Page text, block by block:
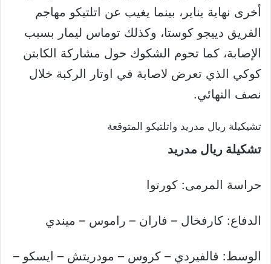
أخرى نهاية يناير، بينما يغيب عن اتلتيكو مهاجم
الفريق دييجو كوستا، وكذلك توماس ليمار بسبب
الإصابة، كما تحوم الشكوك حول مشاركة الكابتن
كوكي الذي تعرض لاصابة في اوتار الركبة خلال
نصف النهائي.
تشيكيلة ريال مدريد واتلتيكو المتوقعة
تشكيلة ريال مدريد
حراسة المرمى: كورتوا
الدفاع: كارفخال – فاران – راموس – ميندي
الوسط: فالفيردي – كروس – مودريتش – ايسكو –